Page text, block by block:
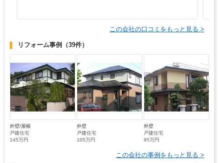
この会社の口コミをもっと見る >
リフォーム事例 （39件）
外壁/屋根
戸建住宅
145万円
外壁
戸建住宅
105万円
外壁
戸建住宅
95万円
この会社の事例をもっと見る >